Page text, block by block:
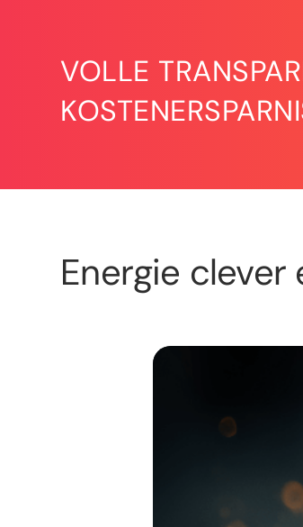
VOLLE
Energie